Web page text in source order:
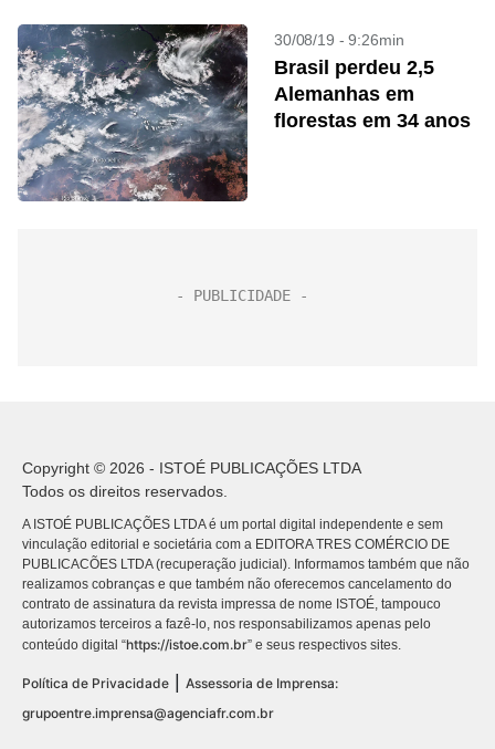
30/08/19 - 9:26min
Brasil perdeu 2,5
Alemanhas em
florestas em 34 anos
Copyright © 2026 - ISTOÉ PUBLICAÇÕES LTDA
Todos os direitos reservados.
A ISTOÉ PUBLICAÇÕES LTDA é um portal digital independente e sem
vinculação editorial e societária com a EDITORA TRES COMÉRCIO DE
PUBLICACÕES LTDA (recuperação judicial). Informamos também que não
realizamos cobranças e que também não oferecemos cancelamento do
contrato de assinatura da revista impressa de nome ISTOÉ, tampouco
autorizamos terceiros a fazê-lo, nos responsabilizamos apenas pelo
conteúdo digital “https://istoe.com.br” e seus respectivos sites.
Política de Privacidade
Assessoria de Imprensa:
grupoentre.imprensa@agenciafr.com.br